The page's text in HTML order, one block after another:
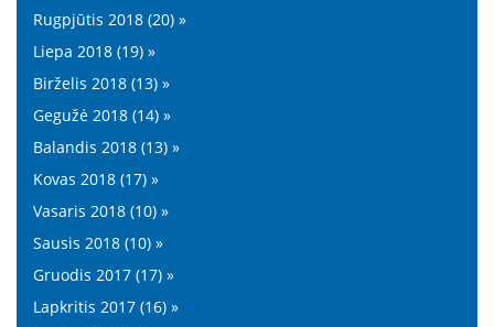
Rugpjūtis 2018 (20) »
Liepa 2018 (19) »
Birželis 2018 (13) »
Gegužė 2018 (14) »
Balandis 2018 (13) »
Kovas 2018 (17) »
Vasaris 2018 (10) »
Sausis 2018 (10) »
Gruodis 2017 (17) »
Lapkritis 2017 (16) »